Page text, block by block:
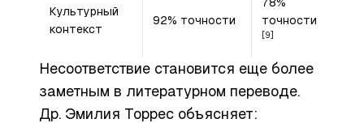
Культурный
контекст
92% точности
точности
[9]
Несоответствие становится еще более
заметным в литературном переводе.
Др. Эмилия Торрес объясняет: